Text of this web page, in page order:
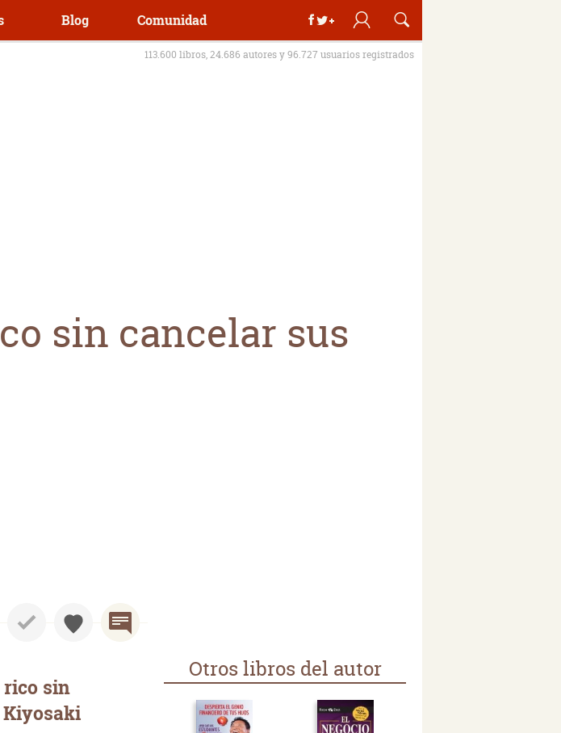
Blog Comunidad
113.600 libros, 24.686 autores y 96.727 usuarios registrados
sin cancelar sus
rico sin
Kiyosaki
Otros libros del autor